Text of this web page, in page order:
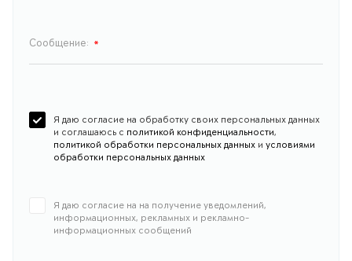
Сообщение: *
Я даю согласие на обработку своих персональных данных
и соглашаюсь c политикой конфиденциальности,
политикой обработки персональных данных и условиями
обработки персональных данных
Я даю согласие на на получение уведомлений,
информационных, рекламных и рекламно-
информационных сообщений